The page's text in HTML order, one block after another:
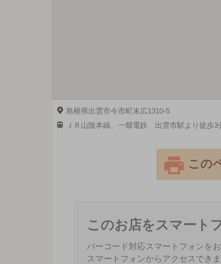
島根県出雲市今市町末広1310-5
ＪＲ山陰本線、一畑電鉄 出雲市駅より徒歩3
この
このお店をスマート
バーコード対応スマートフォンを
スマートフォンからアクセスでき